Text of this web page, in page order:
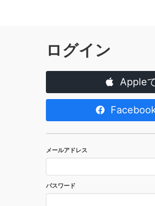
ログイン
Apple
メールアドレス
パスワード